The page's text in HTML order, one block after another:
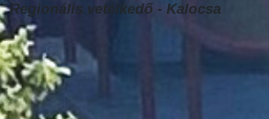
Regionális vetélkedő - Kalocsa